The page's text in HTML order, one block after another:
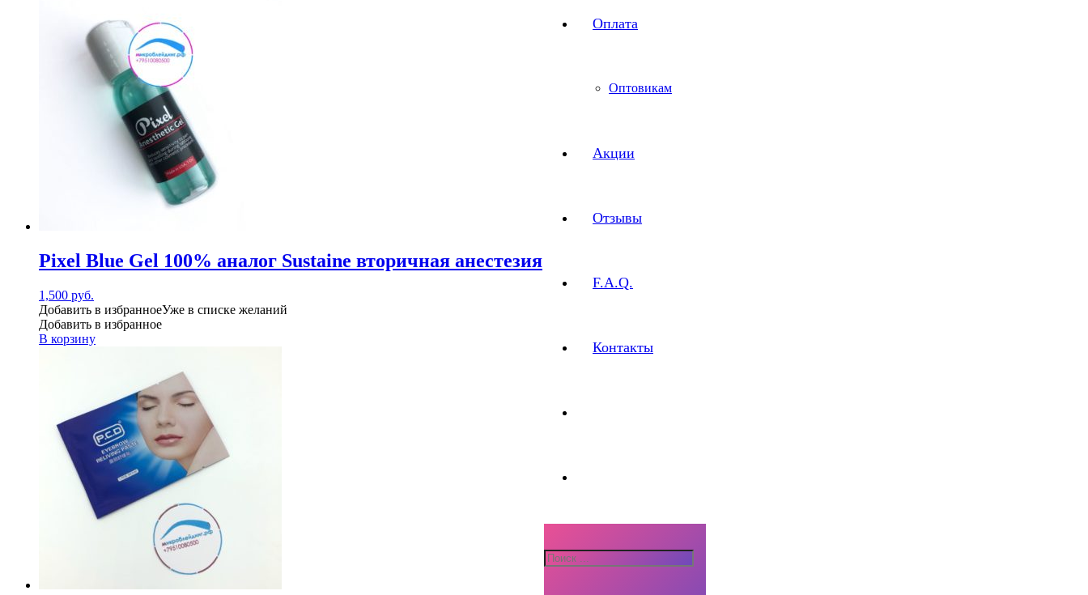
Оплата
Оптовикам
Акции
Отзывы
F.A.Q.
Контакты
Pixel Blue Gel 100% аналог Sustaine вторичная анестезия
1,500 руб.
Добавить в избранноеУже в списке желаний
Добавить в избранное
В корзину